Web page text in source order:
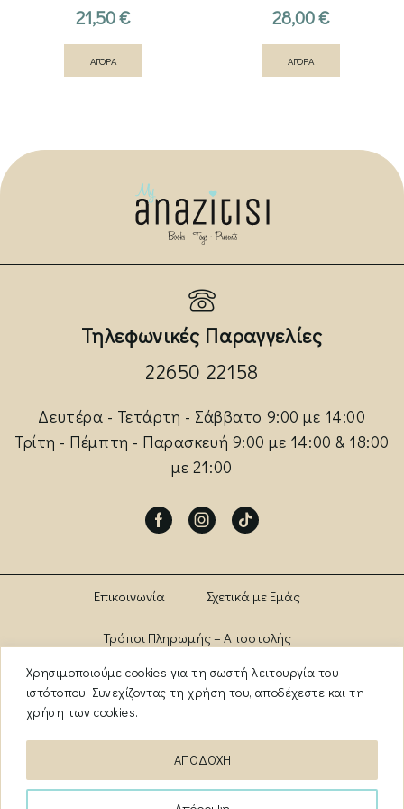
Χρησιμοποιούμε cookies για τη σωστή λειτουργία του
ιστότοπου. Συνεχίζοντας τη χρήση του, αποδέχεστε και τη
χρήση των cookies.
ΑΠΟΔΟΧΗ
21,50€
ΑΓΟΡΑ
28,00€
ΑΓΟΡΑ
Τηλεφωνικές Παραγγελίες
22650 22158
Δευτέρα - Τετάρτη - Σάββατο 9:00 με 14:00
Τρίτη - Πέμπτη - Παρασκευή 9:00 με 14:00 & 18:00
με 21:00
FacebookInstagram
Tik-
Επικοινωνία Σχετικά με Εμάς
Τρόποι Πληρωμής – Αποστολής
Πολιτική Αλλαγών – Επιστροφών Brands
Όροι Χρήσης
ΑΡ. ΓΕΜΗ: 13841956000